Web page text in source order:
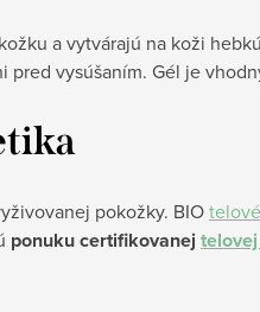
a vytvárajú na koži
pred vysúšaním. Gél je
pokožky. BIO
ponuku certifikovanej